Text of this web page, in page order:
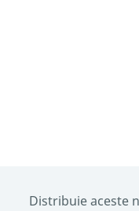
Distribuie aceste